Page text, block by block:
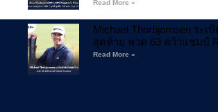
Read More »
Michael Thorbjornsen ระเ
สุดท้าย หวด 63 คว้าแชมป์
Read More »